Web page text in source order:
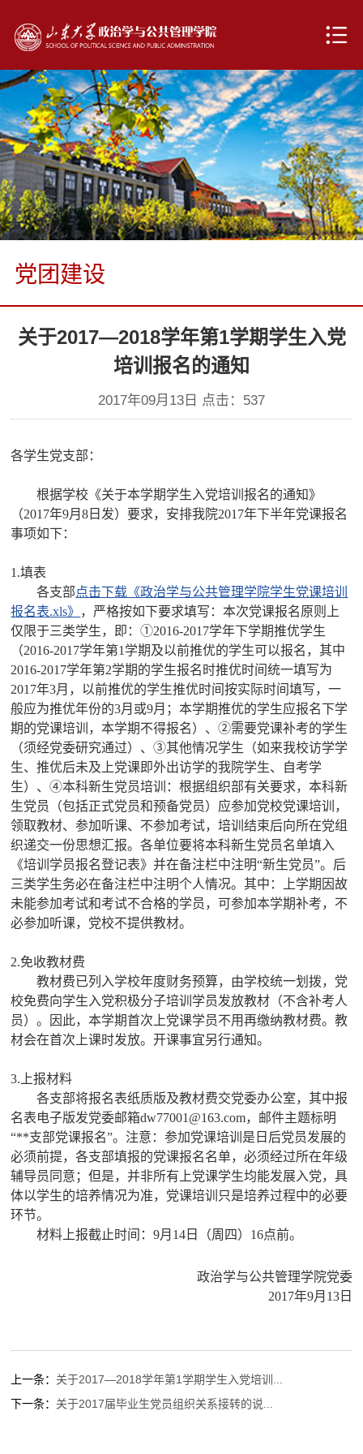
党团建设
关于2017—2018学年第1学期学生入党
培训报名的通知
2017年09月13日 点击： 537
各学生党支部：
根据学校《关于本学期学生入党培训报名的通知》
（2017年9月8日发）要求，安排我院2017年下半年党课报名
事项如下：
1.填表
各支部点击下载《政治学与公共管理学院学生党课培训
报名表.xls》 ，严格按如下要求填写：本次党课报名原则上
仅限于三类学生，即：①2016-2017学年下学期推优学生
（2016-2017学年第1学期及以前推优的学生可以报名，其中
2016-2017学年第2学期的学生报名时推优时间统一填写为
2017年3月，以前推优的学生推优时间按实际时间填写，一
般应为推优年份的3月或9月；本学期推优的学生应报名下学
期的党课培训，本学期不得报名）、②需要党课补考的学生
（须经党委研究通过）、③其他情况学生（如来我校访学学
生、推优后未及上党课即外出访学的我院学生、自考学
生）、④本科新生党员培训：根据组织部有关要求，本科新
生党员（包括正式党员和预备党员）应参加党校党课培训，
领取教材、参加听课、不参加考试，培训结束后向所在党组
织递交一份思想汇报。各单位要将本科新生党员名单填入
《培训学员报名登记表》并在备注栏中注明“新生党员”。后
三类学生务必在备注栏中注明个人情况。其中：上学期因故
未能参加考试和考试不合格的学员，可参加本学期补考，不
必参加听课，党校不提供教材。
2.免收教材费
教材费已列入学校年度财务预算，由学校统一划拨，党
校免费向学生入党积极分子培训学员发放教材（不含补考人
员）。因此，本学期首次上党课学员不用再缴纳教材费。教
材会在首次上课时发放。开课事宜另行通知。
3.上报材料
各支部将报名表纸质版及教材费交党委办公室，其中报
名表电子版发党委邮箱dw77001@163.com，邮件主题标明
“**支部党课报名”。注意：参加党课培训是日后党员发展的
必须前提，各支部填报的党课报名名单，必须经过所在年级
辅导员同意；但是，并非所有上党课学生均能发展入党，具
体以学生的培养情况为准，党课培训只是培养过程中的必要
环节。
材料上报截止时间：9月14日（周四）16点前。
政治学与公共管理学院党委
2017年9月13日
上一条： 关于2017—2018学年第1学期学生入党培训...
下一条： 关于2017届毕业生党员组织关系接转的说...